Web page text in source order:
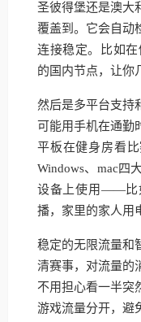
圣彼得堡还是澳大
覆盖到。它会自动
连接稳定。比如
的国内节点，让你
然后是多平台支持
可能用手机在通勤
平板在健身房看比
Windows、mac四
设备上使用——比
播，家里的家人用
稳定的无限流量和
清赛事，对流量的
不用担心看一半突
游戏流量分开，避